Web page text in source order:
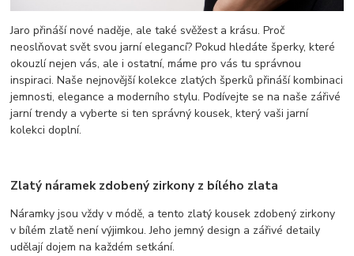
Jaro přináší nové naděje, ale také svěžest a krásu. Proč
neoslňovat svět svou jarní elegancí? Pokud hledáte šperky, které
okouzlí nejen vás, ale i ostatní, máme pro vás tu správnou
inspiraci. Naše nejnovější kolekce zlatých šperků přináší kombinaci
jemnosti, elegance a moderního stylu. Podívejte se na naše zářivé
jarní trendy a vyberte si ten správný kousek, který vaši jarní
kolekci doplní.
Zlatý náramek zdobený zirkony z bílého zlata
Náramky jsou vždy v módě, a tento zlatý kousek zdobený zirkony
v bílém zlatě není výjimkou. Jeho jemný design a zářivé detaily
udělají dojem na každém setkání.